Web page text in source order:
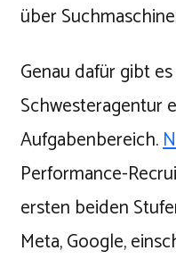
über
Genau dafür gibt
Schwesteragentur
Aufgabenbereich.
Performance-
ersten beiden
Meta, Google,